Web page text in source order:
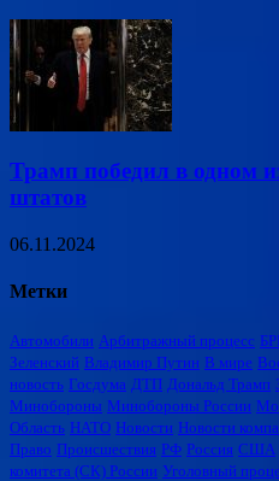
Трамп победил в одном
штатов
06.11.2024
Метки
Автомобили Арбитражный процесс
Зеленский Владимир Путин В мире
новость Госдума ДТП Дональд Трамп
Минобороны Минобороны России
Область НАТО Новости Новости
Право Происшествия РФ Россия США
комитета (СК) России Уголовный